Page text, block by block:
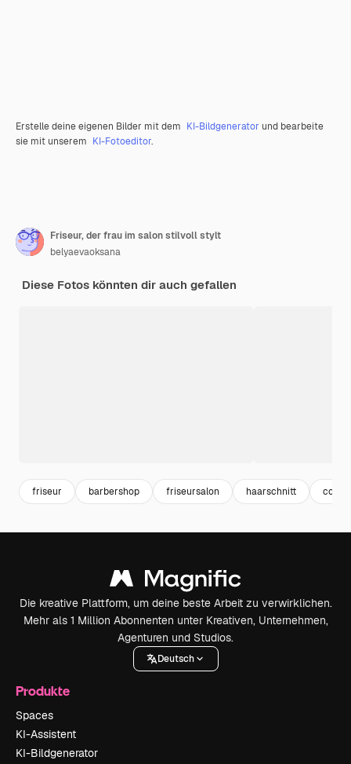
Erstelle deine eigenen Bilder mit dem KI-Bildgenerator und bearbeite
sie mit unserem KI-Fotoeditor.
Friseur, der frau im salon stilvoll stylt
belyaevaoksana
Diese Fotos könnten dir auch gefallen
friseur barbershop friseursalon haarschnitt
Die kreative Plattform, um deine beste Arbeit zu verwirklichen.
Mehr als 1 Million Abonnenten unter Kreativen, Unternehmen,
Agenturen und Studios.
Deutsch
Produkte
Spaces
KI-Assistent
KI-Bildgenerator